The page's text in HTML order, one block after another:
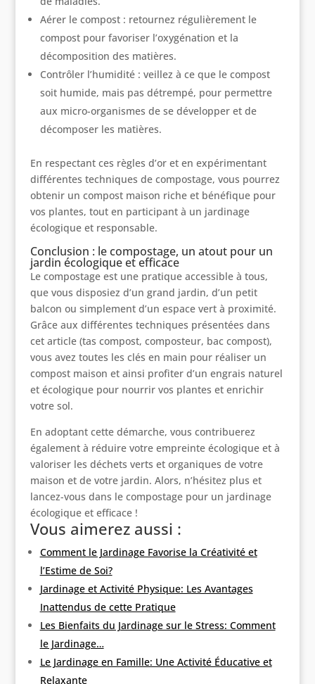
Aérer le compost : retournez régulièrement le
compost pour favoriser l’oxygénation et la
décomposition des matières.
Contrôler l’humidité : veillez à ce que le compost
soit humide, mais pas détrempé, pour permettre
aux micro-organismes de se développer et de
décomposer les matières.
En respectant ces règles d’or et en expérimentant
différentes techniques de compostage, vous pourrez
obtenir un compost maison riche et bénéfique pour
vos plantes, tout en participant à un jardinage
écologique et responsable.
Conclusion : le compostage, un atout pour un
jardin écologique et efficace
Le compostage est une pratique accessible à tous,
que vous disposiez d’un grand jardin, d’un petit
balcon ou simplement d’un espace vert à proximité.
Grâce aux différentes techniques présentées dans
cet article (tas compost, composteur, bac compost),
vous avez toutes les clés en main pour réaliser un
compost maison et ainsi profiter d’un engrais naturel
et écologique pour nourrir vos plantes et enrichir
votre sol.
En adoptant cette démarche, vous contribuerez
également à réduire votre empreinte écologique et à
valoriser les déchets verts et organiques de votre
maison et de votre jardin. Alors, n’hésitez plus et
lancez-vous dans le compostage pour un jardinage
écologique et efficace !
Vous aimerez aussi :
Comment le Jardinage Favorise la Créativité et
l’Estime de Soi?
Jardinage et Activité Physique: Les Avantages
Inattendus de cette Pratique
Les Bienfaits du Jardinage sur le Stress: Comment
le Jardinage…
Le Jardinage en Famille: Une Activité Éducative et
Relaxante